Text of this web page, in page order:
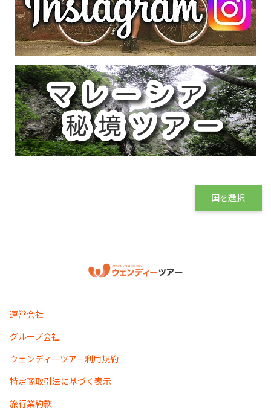
国を選択
運営会社
グループ会社
ウェンディーツアー利用規約
特定商取引法に基づく表示
旅行業約款